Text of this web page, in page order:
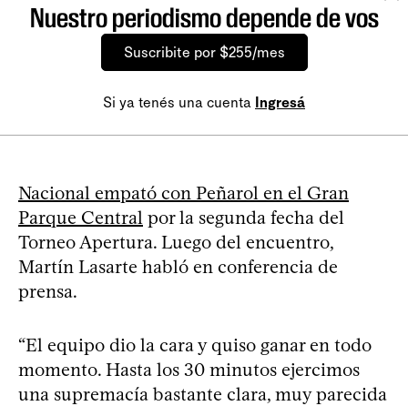
Nuestro periodismo depende de vos
Suscribite por $255/mes
Si ya tenés una cuenta Ingresá
Nacional empató con Peñarol en el Gran
Parque Central por la segunda fecha del
Torneo Apertura. Luego del encuentro,
Martín Lasarte habló en conferencia de
prensa.
“El equipo dio la cara y quiso ganar en todo
momento. Hasta los 30 minutos ejercimos
una supremacía bastante clara, muy parecida